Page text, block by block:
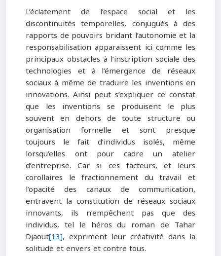
L’éclatement de l’espace social et les
discontinuités temporelles, conjugués à des
rapports de pouvoirs bridant l’autonomie et la
responsabilisation apparaissent ici comme les
principaux obstacles à l’inscription sociale des
technologies et à l’émergence de réseaux
sociaux à même de traduire les inventions en
innovations. Ainsi peut s’expliquer ce constat
que les inventions se produisent le plus
souvent en dehors de toute structure ou
organisation formelle et sont presque
toujours le fait d’individus isolés, même
lorsqu’elles ont pour cadre un atelier
d’entreprise. Car si ces facteurs, et leurs
corollaires le fractionnement du travail et
l’opacité des canaux de communication,
entravent la constitution de réseaux sociaux
innovants, ils n’empêchent pas que des
individus, tel le héros du roman de Tahar
Djaout[13], expriment leur créativité dans la
solitude et envers et contre tous.